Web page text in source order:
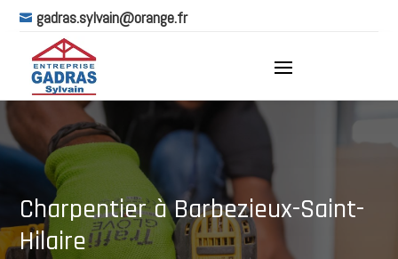
 gadras.sylvain@orange.fr
Charpentier à Barbezieux-Saint-
Hilaire